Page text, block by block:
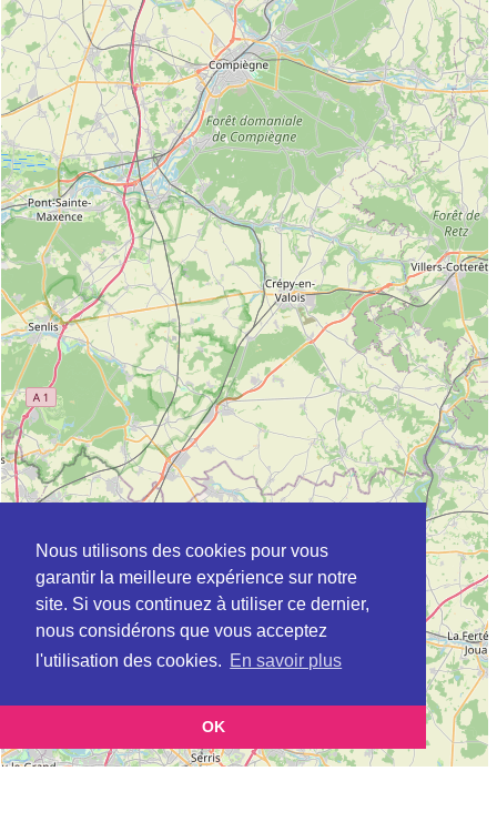
Nous utilisons des cookies pour vous
garantir la meilleure expérience sur notre
site. Si vous continuez à utiliser ce dernier,
nous considérons que vous acceptez
l'utilisation des cookies. En savoir plus
OK